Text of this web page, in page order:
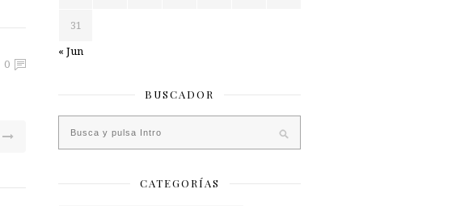
0
31
« Jun
BUSCADOR
CATEGORÍAS